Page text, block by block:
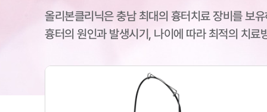
올리본클리닉은 충남 최대의 흉터치료 장비를 보
흉터의 원인과 발생시기, 나이에 따라 최적의 치